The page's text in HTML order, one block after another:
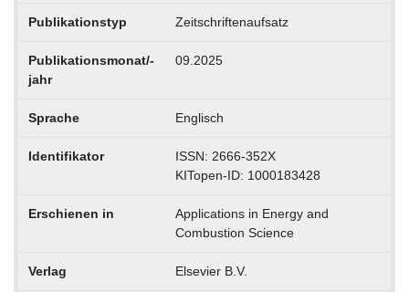
Publikationstyp Zeitschriftenaufsatz
Publikationsmonat/-
jahr
09.2025
Sprache Englisch
Identifikator
ISSN: 2666-352X
KITopen-ID: 1000183428
Erschienen in
Applications in Energy and
Combustion Science
Verlag Elsevier B.V.